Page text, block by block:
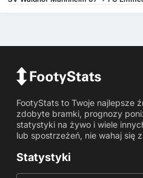
FootyStats to Twoje najlepsze
zdobyte bramki, prognozy
statystyki na żywo i wiele
lub spostrzeżeń, nie wahaj się
Statystyki